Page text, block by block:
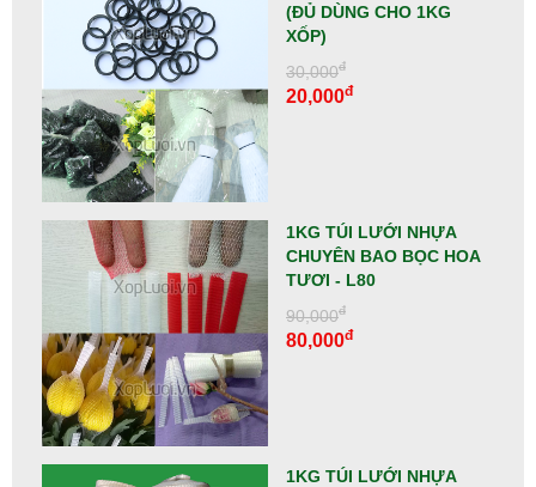
(ĐỦ DÙNG CHO 1KG
XỐP)
30,000đ
20,000đ
1KG TÚI LƯỚI NHỰA
CHUYÊN BAO BỌC HOA
TƯƠI - L80
90,000đ
80,000đ
1KG TÚI LƯỚI NHỰA